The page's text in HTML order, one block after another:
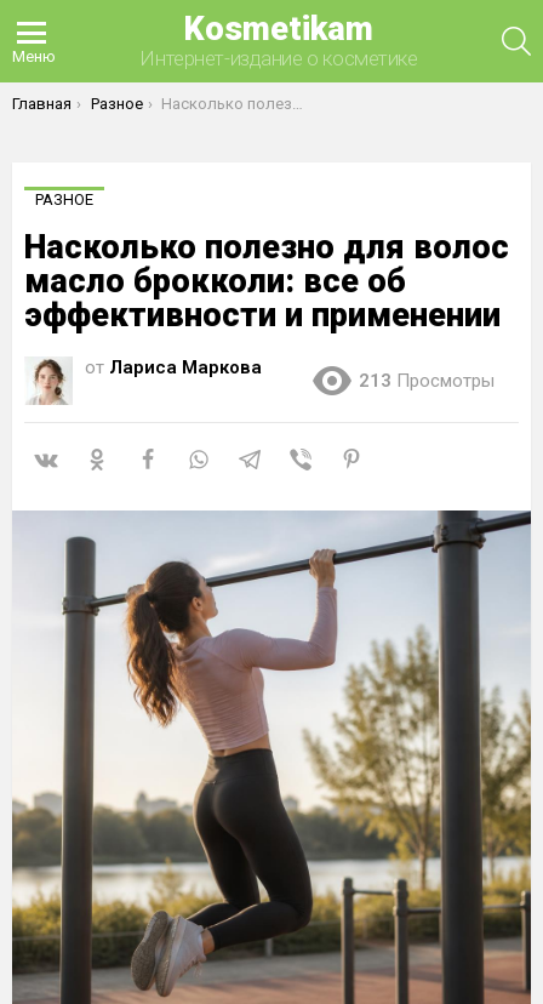
Меню
Kosmetikam
Интернет-издание о косметике
Вы здесь:
Главная Разное Насколько полезно для волос масло брокколи: все об эффективности и применении
РАЗНОЕ
Насколько полезно для волос
масло брокколи: все об
эффективности и применении
от Лариса Маркова
213 Просмотры